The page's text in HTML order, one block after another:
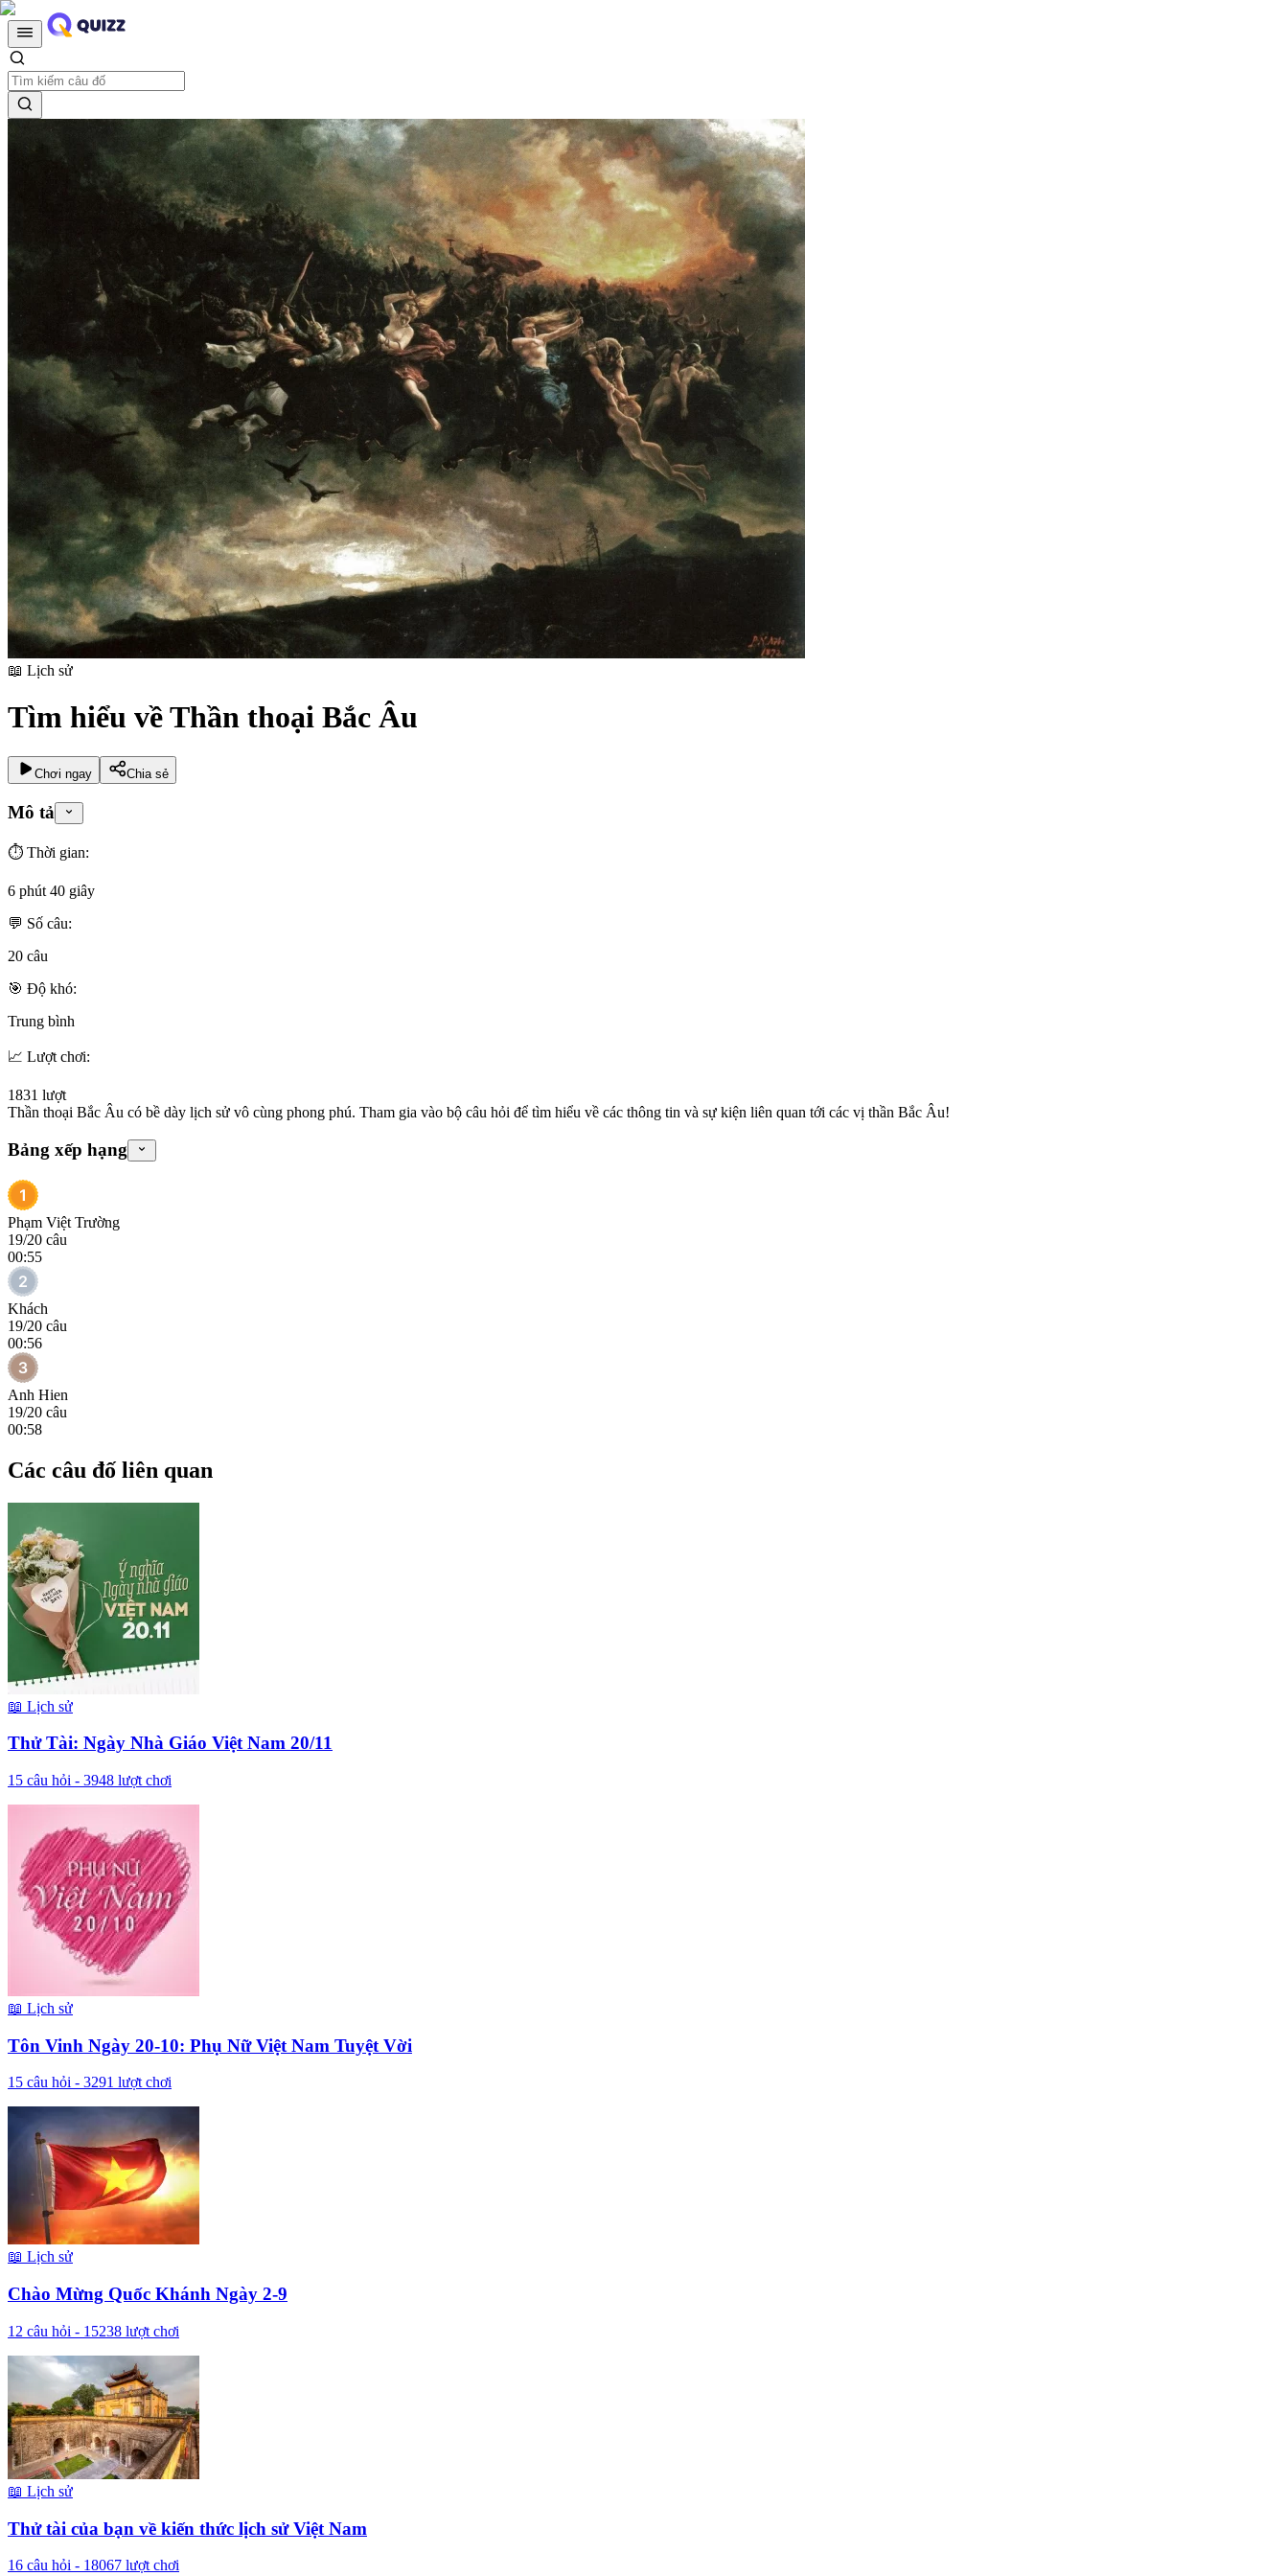
📖 Lịch sử
Tìm hiểu về Thần thoại Bắc Âu
Chơi ngay Chia sẻ
Mô tả
⏱️ Thời gian:
6 phút 40 giây
💬 Số câu:
20 câu
🎯 Độ khó:
Trung bình
📈 Lượt chơi:
1831 lượt
Thần thoại Bắc Âu có bề dày lịch sử vô cùng phong phú. Tham gia vào bộ câu hỏi để tìm hiểu về các thông tin và sự kiện liên quan tới các vị thần Bắc Âu!
Bảng xếp hạng
Phạm Việt Trường
19/20 câu
00:55
Khách
19/20 câu
00:56
Anh Hien
19/20 câu
00:58
Các câu đố liên quan
📖 Lịch sử
Thử Tài: Ngày Nhà Giáo Việt Nam 20/11
15 câu hỏi - 3948 lượt chơi
📖 Lịch sử
Tôn Vinh Ngày 20-10: Phụ Nữ Việt Nam Tuyệt Vời
15 câu hỏi - 3291 lượt chơi
📖 Lịch sử
Chào Mừng Quốc Khánh Ngày 2-9
12 câu hỏi - 15238 lượt chơi
📖 Lịch sử
Thử tài của bạn về kiến thức lịch sử Việt Nam
16 câu hỏi - 18067 lượt chơi